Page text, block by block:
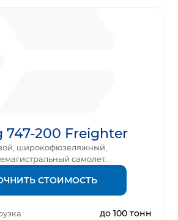
747-200 Freighter
широкофюзеляжный,
самолет.
СТОИМОСТЬ
до 100 тонн